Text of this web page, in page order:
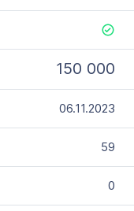
150 000
06.11.2023
59
0